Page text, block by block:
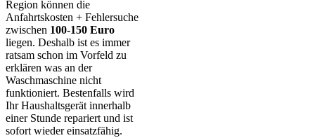
Region können die
Anfahrtskosten + Fehlersuche
zwischen 100-150 Euro
liegen. Deshalb ist es immer
ratsam schon im Vorfeld zu
erklären was an der
Waschmaschine nicht
funktioniert. Bestenfalls wird
Ihr Haushaltsgerät innerhalb
einer Stunde repariert und ist
sofort wieder einsatzfähig.